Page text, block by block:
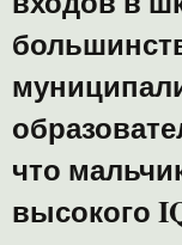
что
высокого